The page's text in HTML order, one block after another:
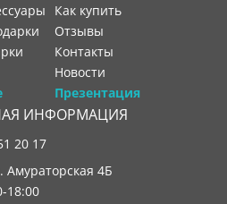
как купить
отзывы
контакты
новости
Презентация
ИНФОРМАЦИЯ
20 17
Амураторская 4Б
18:00